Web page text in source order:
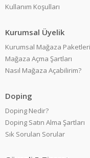
Kullanım Koşulları
Kurumsal Üyelik
Kurumsal Mağaza Paketleri
Mağaza Açma Şartları
Nasıl Mağaza Açabilirim?
Doping
Doping Nedir?
Doping Satın Alma Şartları
Sık Sorulan Sorular